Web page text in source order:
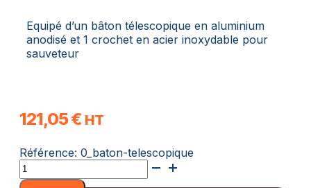
Equipé d’un bâton télescopique en aluminium
anodisé et 1 crochet en acier inoxydable pour
sauveteur
121,05€ HT
Référence: 0_baton-telescopique
quantité
de